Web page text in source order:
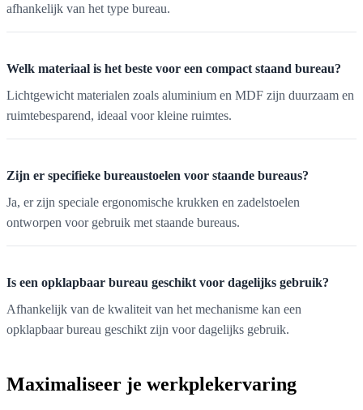
afhankelijk van het type bureau.
Welk materiaal is het beste voor een compact staand bureau?
Lichtgewicht materialen zoals aluminium en MDF zijn duurzaam en
ruimtebesparend, ideaal voor kleine ruimtes.
Zijn er specifieke bureaustoelen voor staande bureaus?
Ja, er zijn speciale ergonomische krukken en zadelstoelen
ontworpen voor gebruik met staande bureaus.
Is een opklapbaar bureau geschikt voor dagelijks gebruik?
Afhankelijk van de kwaliteit van het mechanisme kan een
opklapbaar bureau geschikt zijn voor dagelijks gebruik.
Maximaliseer je werkplekervaring